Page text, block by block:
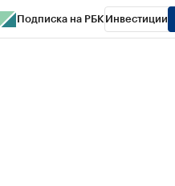
Подписка на РБК Инвестиции